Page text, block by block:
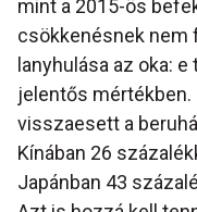
mint a 2015-ös
csökkenésnek nem
lanyhulása az oka:
jelentős mértékben.
visszaesett a
Kínában 26
Japánban 43